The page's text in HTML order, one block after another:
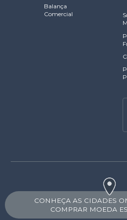
Balança
Comercial
CONHEÇA AS CIDADES
COMPRAR MOEDA